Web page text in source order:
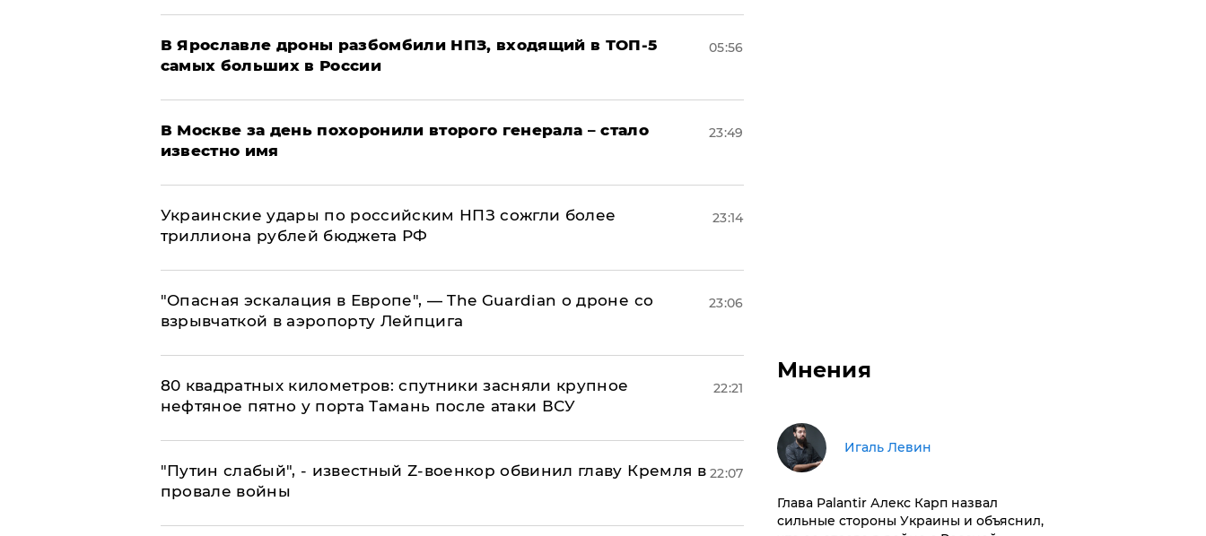
В Ярославле дроны разбомбили НПЗ, входящий в ТОП-5
самых больших в России
05:56
В Москве за день похоронили второго генерала – стало
известно имя
23:49
Украинские удары по российским НПЗ сожгли более
триллиона рублей бюджета РФ
23:14
"Опасная эскалация в Европе", — The Guardian о дроне со
взрывчаткой в аэропорту Лейпцига
23:06
80 квадратных километров: спутники засняли крупное
нефтяное пятно у порта Тамань после атаки ВСУ
22:21
​"Путин слабый", - известный Z-военкор обвинил главу Кремля в
провале войны
22:07
Мнения
Игаль Левин
Глава Palantir Алекс Карп назвал
сильные стороны Украины и объяснил,